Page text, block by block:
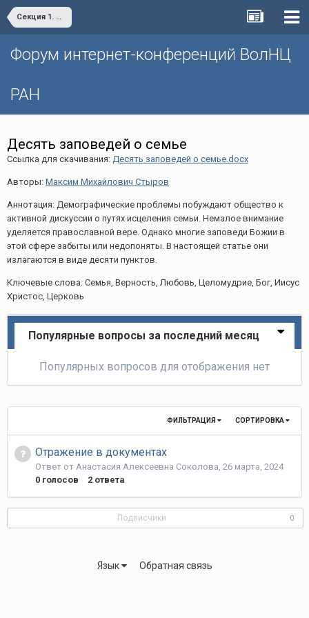
Секция 1. Демографические процессы и проблемы общественного здоровья
Форум интернет-конференций ВолНЦ
РАН
Десять заповедей о семье
Ссылка для скачивания: Десять заповедей о семье.docx
Авторы: Максим Михайлович Стыров
Аннотация: Демографические проблемы побуждают общество к
активной дискуссии о путях исцеления семьи. Немалое внимание
уделяется православной вере. Однако многие заповеди Божии в
этой сфере забыты или недопоняты. В настоящей статье они
излагаются в виде десяти пунктов.
Ключевые слова: Семья, Верность, Любовь, Целомудрие, Бог, Иисус
Христос, Церковь
Популярные вопросы за последний месяц
Популярных вопросов для отображения нет
СОРТИРОВКА
ФИЛЬТРАЦИЯ
Отражение в документах
Ответ от Анастасия Алексеевна Соколова, 26 марта, 2024
0 голосов 2 ответа
Подписчики 0
Язык Обратная связь